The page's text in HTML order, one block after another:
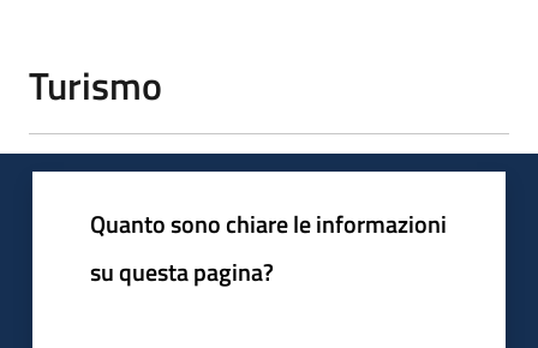
Turismo
Quanto sono chiare le informazioni
su questa pagina?